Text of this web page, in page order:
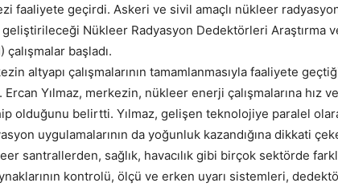
faaliyete geçirdi. Askeri ve sivil amaçlı nükleer
Nükleer Radyasyon Dedektörleri Araştırma
başladı.
altyapı çalışmalarının tamamlanmasıyla faaliyete
Yılmaz, merkezin, nükleer enerji çalışmalarına hız
olduğunu belirtti. Yılmaz, gelişen teknolojiye paralel
uygulamalarının da yoğunluk kazandığına dikkati
santrallerden, sağlık, havacılık gibi birçok sektörde
kontrolü, ölçü ve erken uyarı sistemleri,